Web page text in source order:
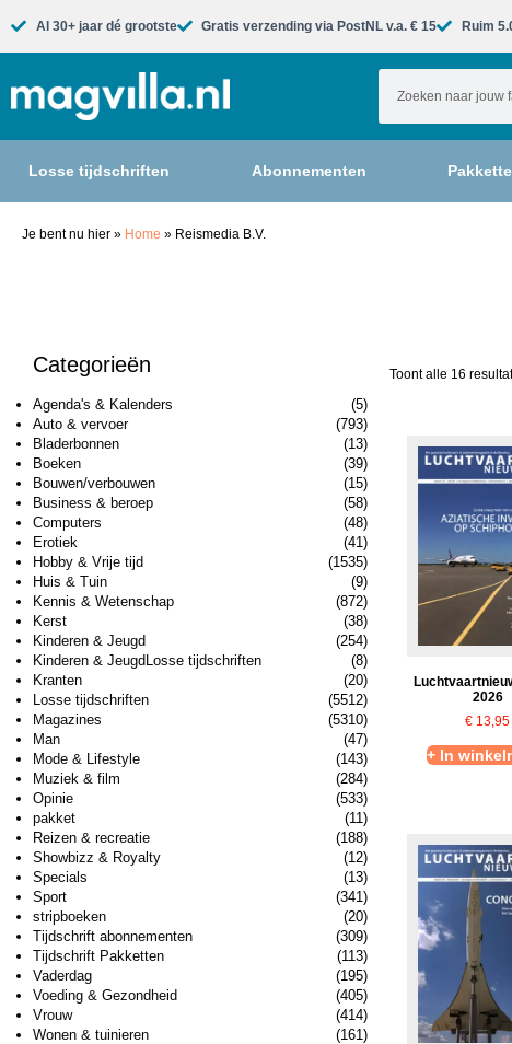
Al 30+ jaar dé grootste​ Gratis verzending via PostNL v.a. € 15 Ruim
Losse tijdschriften Abonnementen
Je bent nu hier » Home » Reismedia B.V.
Categorieën
Agenda's & Kalenders
(5)
Auto & vervoer
(793)
Bladerbonnen
(13)
Boeken
(39)
Bouwen/verbouwen
(15)
Business & beroep
(58)
Computers
(48)
Erotiek
(41)
Hobby & Vrije tijd
(1535)
Huis & Tuin
(9)
Kennis & Wetenschap
(872)
Kerst
(38)
Kinderen & Jeugd
(254)
Kinderen & JeugdLosse tijdschriften
(8)
Kranten
(20)
Losse tijdschriften
(5512)
Magazines
(5310)
Man
(47)
Mode & Lifestyle
(143)
Muziek & film
(284)
Opinie
(533)
pakket
(11)
Reizen & recreatie
(188)
Showbizz & Royalty
(12)
Specials
(13)
Sport
(341)
stripboeken
(20)
Tijdschrift abonnementen
(309)
Tijdschrift Pakketten
(113)
Vaderdag
(195)
Voeding & Gezondheid
(405)
Vrouw
(414)
Wonen & tuinieren
(161)
Toont alle 16
2026
€ 13,95
+ In